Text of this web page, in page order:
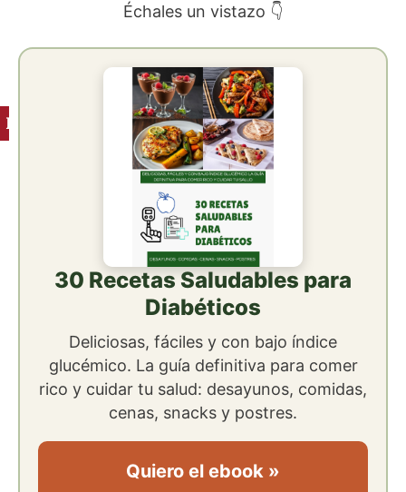
Ingredientes
Échales un vistazo 👇
30 Recetas Saludables para
Diabéticos
Deliciosas, fáciles y con bajo índice
glucémico. La guía definitiva para comer
rico y cuidar tu salud: desayunos, comidas,
cenas, snacks y postres.
Quiero el ebook »